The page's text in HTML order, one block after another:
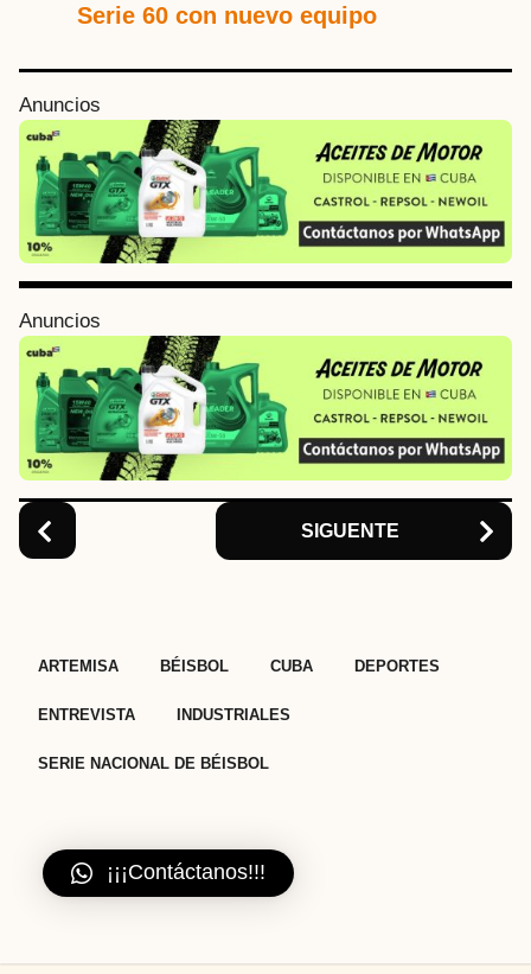
Serie 60 con nuevo equipo
Anuncios
Anuncios
o
s
P
a
g
n
a
o
n
SIGUENTE
ARTEMISA BÉISBOL CUBA DEPORTES
ENTREVISTA INDUSTRIALES
SERIE NACIONAL DE BÉISBOL
¡¡¡Contáctanos!!!